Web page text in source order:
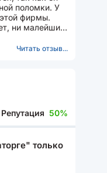
поломки. У
фирмы.
ни малейших
Читать отзыв...
Репутация 50%
только